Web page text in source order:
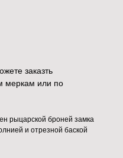
заказть
меркам или по
рыцарской броней замка
и отрезной баской